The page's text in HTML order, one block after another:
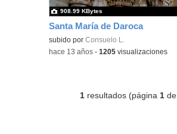
Santa María de Daroca
subido porConsuelo L.
908.99 KBytes
-hace 13 años -1205 visualizaciones
1 resultados (página 1 de